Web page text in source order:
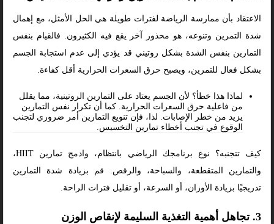
الاعتقاد بأن ممارسة الرياضة لفترات طويلة هي الحل الأمثل، مع إهمال
شدة التمرين وتنوعه، هو محذور آخر يقع فيه الكثيرون. فالقيام بنفس
التمارين بنفس الشدة بشكل روتيني قد يؤدي إلى عدم استجابة الجسم
بشكل فعال للتمرين، ويصبح حرق السعرات الحرارية أقل كفاءة.
لماذا هذا خطأ؟ لأن الجسم يعتاد على التمارين الروتينية، مما يقلل
من فاعلية حرق السعرات الحرارية. كما أن تكرار نفس التمارين
يزيد من خطر الإصابات. لذا، فإن تنويع التمارين أمر ضروري لتجنب
الوقوع في تجنب أخطاء تمارين التخسيس.
كيف تتجنبه؟ نوع برنامجك الرياضي بانتظام، وادمج تمارين HIIT،
والتمارين المتقطعة، والسباحة، والرقص. قم بزيادة شدة التمارين
تدريجيًا بزيادة الأوزان، أو السرعة، أو تقليل فترات الراحة.
3. تجاهل أهمية التغذية السليمة لإنقاص الوزن